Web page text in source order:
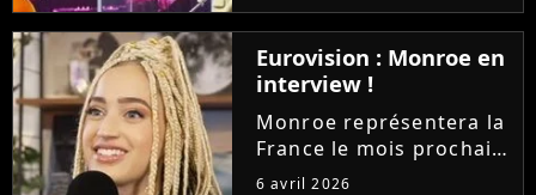
représentante de la
France est grimpée sur
scène pour rejoindre
son idole Josh Groban
lors de son concert au...
Eurovision : Monroe en
interview !
Monroe représentera la
France le mois prochain
à l'Eurovision avec sa
6 avril 2026